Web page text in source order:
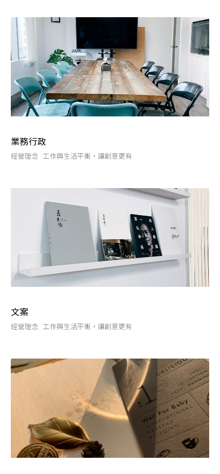
業務行政
經營理念 工作與生活平衡，讓創意更有
文案
經營理念 工作與生活平衡，讓創意更有